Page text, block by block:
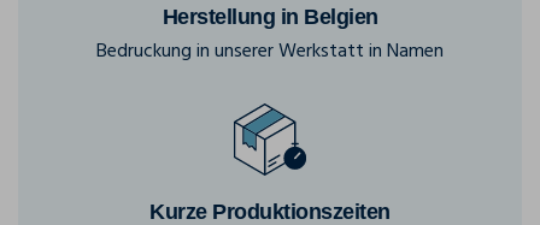
Herstellung in Belgien
Bedruckung in unserer Werkstatt in Namen
Kurze Produktionszeiten